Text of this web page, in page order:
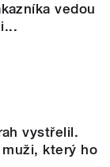
vedou
vystřelil.
který ho